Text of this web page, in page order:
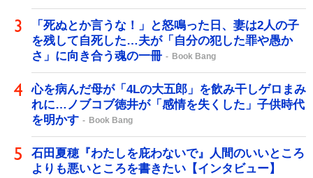
「死ぬとか言うな！」と怒鳴った日、妻は2人の子
を残して自死した…夫が「自分の犯した罪や愚か
さ」に向き合う魂の一冊
Book Bang
心を病んだ母が「4Lの大五郎」を飲み干しゲロまみ
れに…ノブコブ徳井が「感情を失くした」子供時代
を明かす
Book Bang
石田夏穂『わたしを庇わないで』人間のいいところ
よりも悪いところを書きたい【インタビュー】